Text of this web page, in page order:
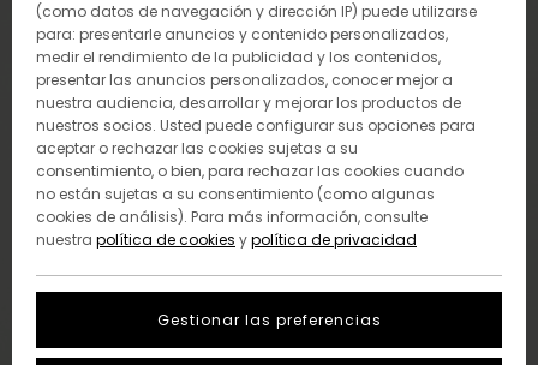
(como datos de navegación y dirección IP) puede utilizarse
para: presentarle anuncios y contenido personalizados,
medir el rendimiento de la publicidad y los contenidos,
presentar las anuncios personalizados, conocer mejor a
nuestra audiencia, desarrollar y mejorar los productos de
nuestros socios. Usted puede configurar sus opciones para
aceptar o rechazar las cookies sujetas a su
consentimiento, o bien, para rechazar las cookies cuando
no están sujetas a su consentimiento (como algunas
cookies de análisis). Para más información, consulte
nuestra política de cookies ypolítica de privacidad
Gestionar las preferencias